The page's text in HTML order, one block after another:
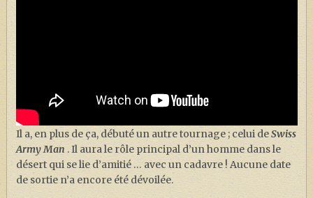
Il a, en plus de ça, débuté un autre tournage ; celui deSwiss
Army Man . Il aura le rôle principal d’un homme dans le
désert qui se lie d’amitié … avec un cadavre ! Aucune date
de sortie n’a encore été dévoilée.